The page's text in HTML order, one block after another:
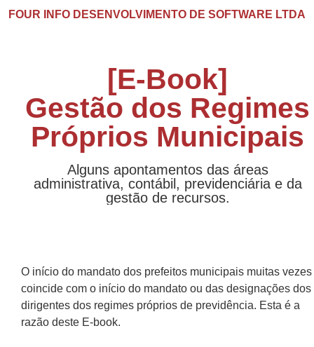
FOUR INFO DESENVOLVIMENTO DE SOFTWARE LTDA
[E-Book]
Gestão dos Regimes
Próprios Municipais
Alguns apontamentos das áreas
administrativa, contábil, previdenciária e da
gestão de recursos.
O início do mandato dos prefeitos municipais muitas vezes
coincide com o início do mandato ou das designações dos
dirigentes dos regimes próprios de previdência. Esta é a
razão deste E-book.